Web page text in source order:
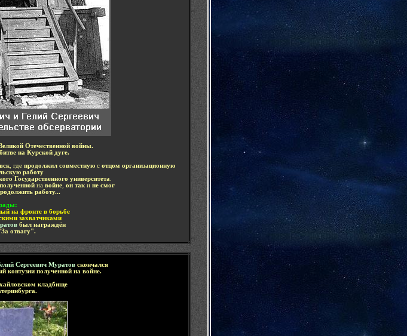
Отечественной войны.
на Курской дуге.
, где продолжил совместную с отцом организационную
работу
Государственного университета
полученной на войне он так и не смог
работу...
:
на фронте в борьбе
захватчиками
был награждён
отвагу".
Сергеевич Муратовскончался
контузии полученной на войне.
кладбище